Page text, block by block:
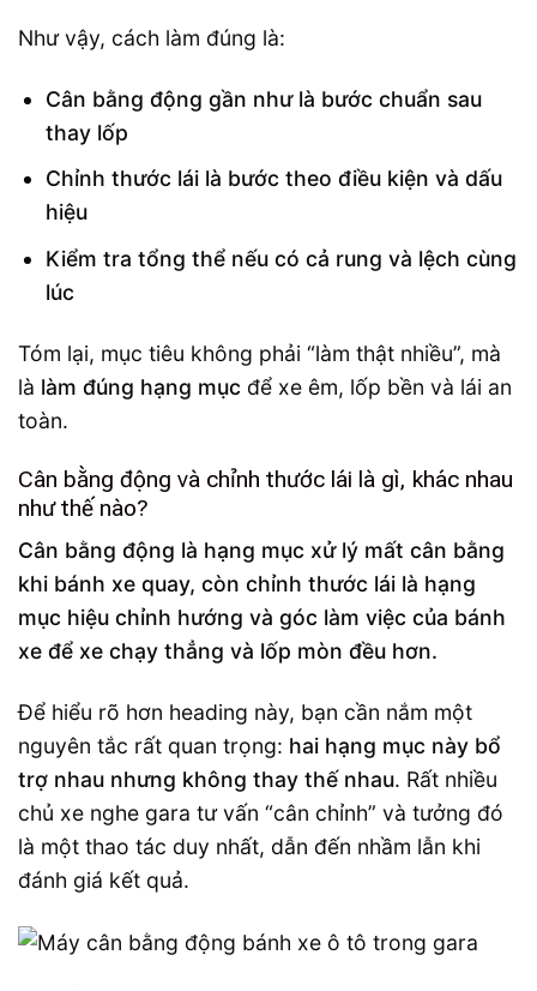
Như vậy, cách làm đúng là:
Cân bằng động gần như là bước chuẩn sau
thay lốp
Chỉnh thước lái là bước theo điều kiện và dấu
hiệu
Kiểm tra tổng thể nếu có cả rung và lệch cùng
lúc
Tóm lại, mục tiêu không phải “làm thật nhiều”, mà
là làm đúng hạng mục để xe êm, lốp bền và lái an
toàn.
Cân bằng động và chỉnh thước lái là gì, khác nhau
như thế nào?
Cân bằng động là hạng mục xử lý mất cân bằng
khi bánh xe quay, còn chỉnh thước lái là hạng
mục hiệu chỉnh hướng và góc làm việc của bánh
xe để xe chạy thẳng và lốp mòn đều hơn.
Để hiểu rõ hơn heading này, bạn cần nắm một
nguyên tắc rất quan trọng: hai hạng mục này bổ
trợ nhau nhưng không thay thế nhau. Rất nhiều
chủ xe nghe gara tư vấn “cân chỉnh” và tưởng đó
là một thao tác duy nhất, dẫn đến nhầm lẫn khi
đánh giá kết quả.